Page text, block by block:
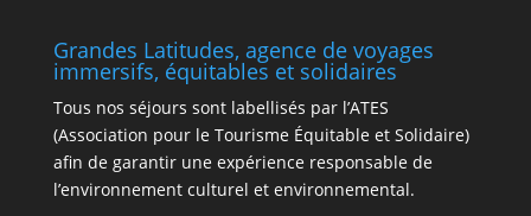
Grandes Latitudes, agence de voyages
immersifs, équitables et solidaires
Tous nos séjours sont labellisés par l’ATES
(Association pour le Tourisme Équitable et Solidaire)
afin de garantir une expérience responsable de
l’environnement culturel et environnemental.